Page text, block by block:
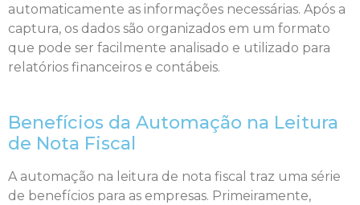
automaticamente as informações necessárias. Após a
captura, os dados são organizados em um formato
que pode ser facilmente analisado e utilizado para
relatórios financeiros e contábeis.
Benefícios da Automação na Leitura
de Nota Fiscal
A automação na leitura de nota fiscal traz uma série
de benefícios para as empresas. Primeiramente,